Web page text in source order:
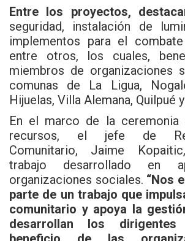
Entre los proyectos,
seguridad, instalación de
implementos para el
entre otros, los cuales,
miembros de organizaciones
comunas de La Ligua,
Hijuelas, Villa Alemana, Quilpué
En el marco de la ceremonia
recursos, el jefe de
Comunitario, Jaime
trabajo desarrollado en
organizaciones sociales. “Nos
parte de un trabajo que
comunitario y apoya la
desarrollan los